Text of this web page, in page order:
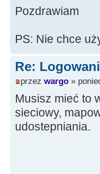
Pozdrawiam
PS: Nie chce
Re:
przez wargo »
Musisz mieć to
sieciowy,
udostepniania.